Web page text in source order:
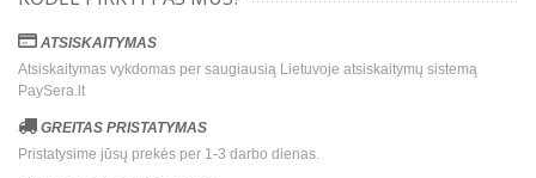
ATSISKAITYMAS
Atsiskaitymas vykdomas per saugiausią Lietuvoje atsiskaitymų sistemą
PaySera.lt
GREITAS PRISTATYMAS
Pristatysime jūsų prekės per 1-3 darbo dienas.